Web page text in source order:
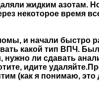
жидким азотам.
некоторое время
и начали быстро
какой тип ВПЧ.
нужно ли сдавать
идите
(как я понимаю, это